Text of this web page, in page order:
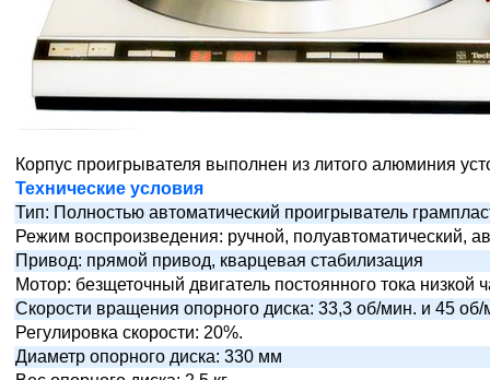
Корпус проигрывателя выполнен из литого алюминия
Технические условия
Тип: Полностью автоматический проигрыватель
Режим воспроизведения: ручной, полуавтоматический,
Привод: прямой привод, кварцевая стабилизация
Мотор: безщеточный двигатель постоянного тока низкой
Скорости вращения опорного диска: 33,3 об/мин. и 45 об/
Регулировка скорости: 20%.
Диаметр опорного диска: 330 мм